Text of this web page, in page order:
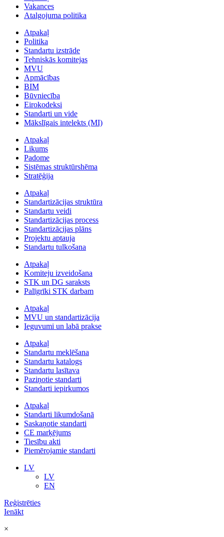
Vakances
Atalgojuma politika
Atpakaļ
Politika
Standartu izstrāde
Tehniskās komitejas
MVU
Apmācības
BIM
Būvniecība
Eirokodeksi
Standarti un vide
Mākslīgais intelekts (MI)
Atpakaļ
Likums
Padome
Sistēmas struktūrshēma
Stratēģija
Atpakaļ
Standartizācijas struktūra
Standartu veidi
Standartizācijas process
Standartizācijas plāns
Projektu aptauja
Standartu tulkošana
Atpakaļ
Komiteju izveidošana
STK un DG saraksts
Palīgrīki STK darbam
Atpakaļ
MVU un standartizācija
Ieguvumi un labā prakse
Atpakaļ
Standartu meklēšana
Standartu katalogs
Standartu lasītava
Paziņotie standarti
Standarti iepirkumos
Atpakaļ
Standarti likumdošanā
Saskaņotie standarti
CE marķējums
Tiesību akti
Piemērojamie standarti
LV
LV
EN
Reģistrēties
Ienākt
×